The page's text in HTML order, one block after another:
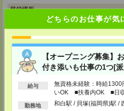
どちらのお仕事が気
【オープニング募集】
付き添いも仕事の1つ[
給与
無資格未経験：時給
いOK ■扶養内OK ■日
以上
勤務地
和白駅 / 貝塚(福岡県)駅 /
登録場所
メディカルケア事業部 博多オフィス
福岡県福岡市博多区博多駅前2-1-1 福
TEL：0120-802-274
MAIL：tenshoku@nikken-ts.jp
担当：採用担当
メディカルケア事業部 小倉オフィス
福岡県北九州市小倉北区米町1-3-1 明治
TEL：0120-802-274
MAIL：tenshoku@nikken-ts.jp